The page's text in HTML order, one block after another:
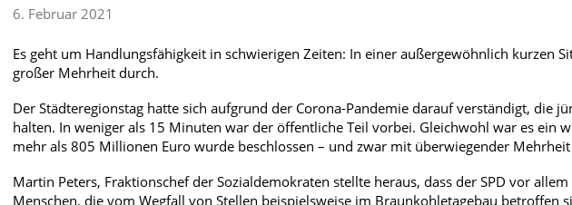
6. Februar 2021
Es geht um Handlungsfähigkeit in schwierigen Zeiten: In einer außergewöhnlich kurzen
großer Mehrheit durch.
Der Städteregionstag hatte sich aufgrund der Corona-Pandemie darauf verständigt, die
halten. In weniger als 15 Minuten war der öffentliche Teil vorbei. Gleichwohl war es ein
mehr als 805 Millionen Euro wurde beschlossen – und zwar mit überwiegender Mehrheit
Martin Peters, Fraktionschef der Sozialdemokraten stellte heraus, dass der SPD vor
Menschen, die vom Wegfall von Stellen beispielsweise im Braunkohletagebau betroffen